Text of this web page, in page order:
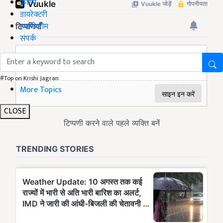
डायरेक्टरी
हमारी टीम
संपर्क
#Top on Krishi Jagran
More Topics
CLOSE